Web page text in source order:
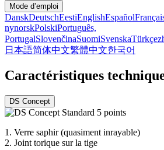
Mode d’emploi
DanskDeutschEestiEnglishEspañol
nynorskPolskiPortuguês,
PortugalSlovenčinaSuomiSvenskaTürkçe
日本語简体中文繁體中文한국어
Caractéristiques
DS Concept
1. Verre saphir (quasiment inrayable)
2. Joint torique sur la tige